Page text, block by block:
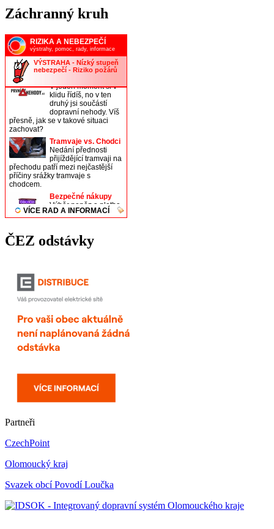
Záchranný kruh
ČEZ odstávky
Partneři
CzechPoint
Olomoucký kraj
Svazek obcí Povodí Loučka